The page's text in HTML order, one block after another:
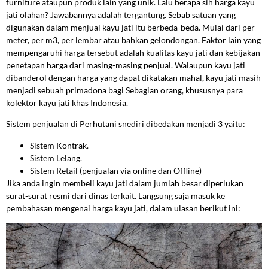
furniture ataupun produk lain yang unik. Lalu berapa sih harga kayu
jati olahan? Jawabannya adalah tergantung. Sebab satuan yang
digunakan dalam menjual kayu jati itu berbeda-beda. Mulai dari per
meter, per m3, per lembar atau bahkan gelondongan. Faktor lain yang
mempengaruhi harga tersebut adalah kualitas kayu jati dan kebijakan
penetapan harga dari masing-masing penjual. Walaupun kayu jati
dibanderol dengan harga yang dapat dikatakan mahal, kayu jati masih
menjadi sebuah primadona bagi Sebagian orang, khususnya para
kolektor kayu jati khas Indonesia.
Sistem penjualan di Perhutani snediri dibedakan menjadi 3 yaitu:
Sistem Kontrak.
Sistem Lelang.
Sistem Retail (penjualan via online dan Offline)
Jika anda ingin membeli kayu jati dalam jumlah besar diperlukan
surat-surat resmi dari dinas terkait. Langsung saja masuk ke
pembahasan mengenai harga kayu jati, dalam ulasan berikut ini: